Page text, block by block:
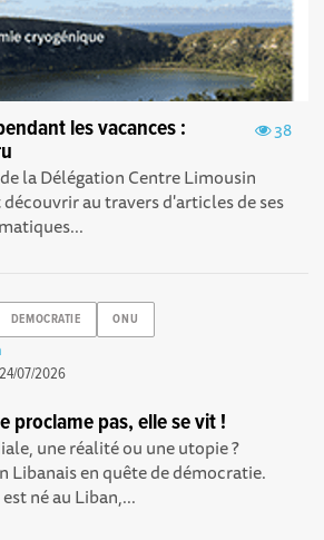
38
les vacances :
la Délégation Centre Limousin
au travers d'articles de ses
DEMOCRATIE ONU
24/07/2026
proclame pas, elle se vit !
une réalité ou une utopie ?
Libanais en quête de démocratie.
né au Liban,...